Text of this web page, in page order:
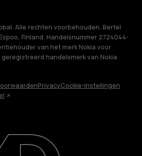
recyclen
Alle rechten voorbehouden. Bertel
Finland. Handelsnummer 2724044-
van het merk Nokia voor
handelsmerk van Nokia
PrivacyCookie-instellingen